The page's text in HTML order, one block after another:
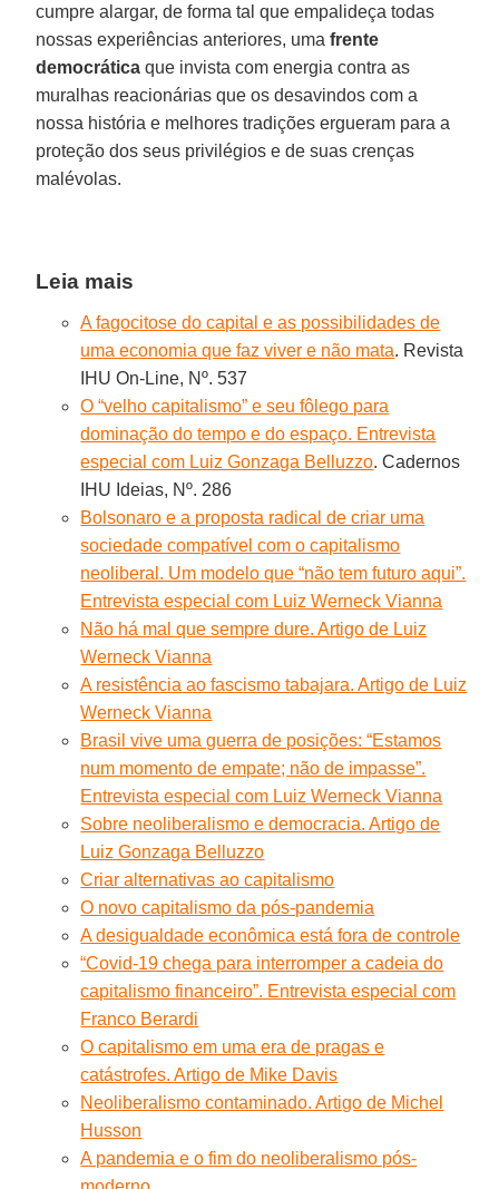
cumpre alargar, de forma tal que empalideça todas
nossas experiências anteriores, umafrente
democrática que invista com energia contra as
muralhas reacionárias que os desavindos com a
nossa história e melhores tradições ergueram para a
proteção dos seus privilégios e de suas crenças
malévolas.
Leia mais
A fagocitose do capital e as possibilidades de
uma economia que faz viver e não mata. Revista
IHU On-Line, Nº. 537
O “velho capitalismo” e seu fôlego para
dominação do tempo e do espaço. Entrevista
especial com Luiz Gonzaga Belluzzo. Cadernos
IHU Ideias, Nº. 286
Bolsonaro e a proposta radical de criar uma
sociedade compatível com o capitalismo
neoliberal. Um modelo que “não tem futuro aqui”.
Entrevista especial com Luiz Werneck Vianna
Não há mal que sempre dure. Artigo de Luiz
Werneck Vianna
A resistência ao fascismo tabajara. Artigo de Luiz
Werneck Vianna
Brasil vive uma guerra de posições: “Estamos
num momento de empate; não de impasse”.
Entrevista especial com Luiz Werneck Vianna
Sobre neoliberalismo e democracia. Artigo de
Luiz Gonzaga Belluzzo
Criar alternativas ao capitalismo
O novo capitalismo da pós-pandemia
A desigualdade econômica está fora de controle
“Covid-19 chega para interromper a cadeia do
capitalismo financeiro”. Entrevista especial com
Franco Berardi
O capitalismo em uma era de pragas e
catástrofes. Artigo de Mike Davis
Neoliberalismo contaminado. Artigo de Michel
Husson
A pandemia e o fim do neoliberalismo pós-